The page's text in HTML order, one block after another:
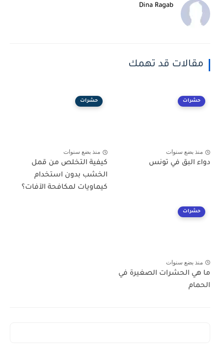
Dina Ragab
مقالات قد تهمك
حشرات
منذ بضع سنوات
دواء البق في تونس
حشرات
منذ بضع سنوات
كيفية التخلص من قمل
الخشب بدون استخدام
كيماويات لمكافحة الآفات؟
حشرات
منذ بضع سنوات
ما هي الحشرات الصغيرة في
الحمام